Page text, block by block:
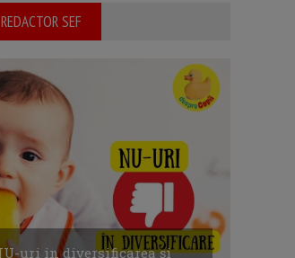
SEF
uri in diversificarea și